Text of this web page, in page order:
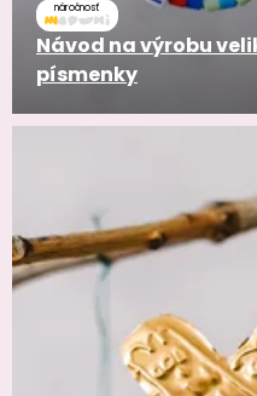
náročnosť
Návod na výrobu
písmenky